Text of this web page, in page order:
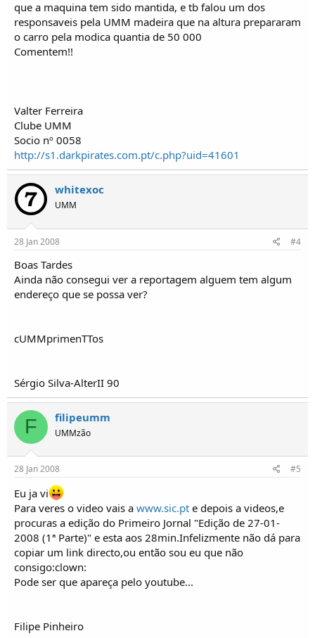
que a maquina tem sido mantida, e tb falou um dos
responsaveis pela UMM madeira que na altura prepararam
o carro pela modica quantia de 50 000
Comentem!!
Valter Ferreira
Clube UMM
Socio nº 0058
http://s1.darkpirates.com.pt/c.php?uid=41601
whitexoc
UMM
28 Jan 2008 #4
Boas Tardes
Ainda não consegui ver a reportagem alguem tem algum
endereço que se possa ver?
cUMMprimenTTos
Sérgio Silva-AlterII 90
F filipeumm
UMMzão
28 Jan 2008 #5
Eu ja vi
Para veres o video vais a www.sic.pt e depois a videos,e
procuras a edição do Primeiro Jornal "Edição de 27-01-
2008 (1ª Parte)" e esta aos 28min.Infelizmente não dá para
copiar um link directo,ou então sou eu que não
consigo:clown:
Pode ser que apareça pelo youtube...
Filipe Pinheiro